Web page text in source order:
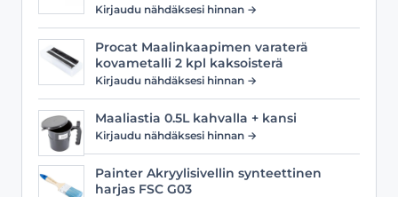
Kirjaudu nähdäksesi hinnan →
Procat Maalinkaapimen varaterä
kovametalli 2 kpl kaksoisterä
Kirjaudu nähdäksesi hinnan →
Maaliastia 0.5L kahvalla + kansi
Kirjaudu nähdäksesi hinnan →
Painter Akryylisivellin synteettinen
harjas FSC G03